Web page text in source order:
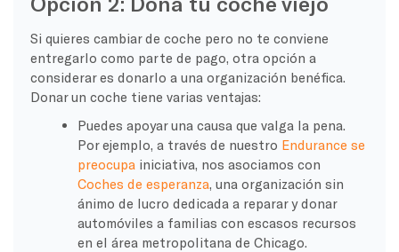
Si quieres cambiar de coche pero no te conviene
entregarlo como parte de pago, otra opción a
considerar es donarlo a una organización benéfica.
Donar un coche tiene varias ventajas:
Puedes apoyar una causa que valga la pena.
Por ejemplo, a través de nuestro Endurance se
preocupa iniciativa, nos asociamos con
Coches de esperanza, una organización sin
ánimo de lucro dedicada a reparar y donar
automóviles a familias con escasos recursos
en el área metropolitana de Chicago.